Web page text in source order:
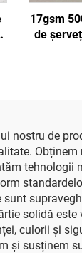
17gsm
de
nostru de
Obținem
tehnologii
solidă este
culorii și
și susținem